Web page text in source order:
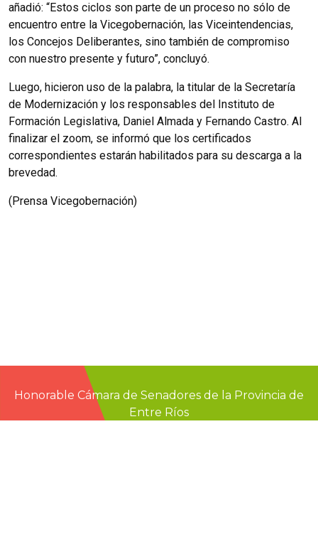
añadió: “Estos ciclos son parte de un proceso no sólo de
encuentro entre la Vicegobernación, las Viceintendencias,
los Concejos Deliberantes, sino también de compromiso
con nuestro presente y futuro”, concluyó.
Luego, hicieron uso de la palabra, la titular de la Secretaría
de Modernización y los responsables del Instituto de
Formación Legislativa, Daniel Almada y Fernando Castro. Al
finalizar el zoom, se informó que los certificados
correspondientes estarán habilitados para su descarga a la
brevedad.
(Prensa Vicegobernación)
Honorable Cámara de Senadores de la Provincia de
Entre Ríos